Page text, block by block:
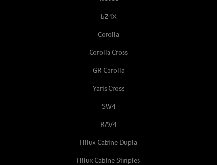
bZ4X
Corolla
Corolla Cross
GR Corolla
Yaris Cross
SW4
RAV4
Hilux Cabine Dupla
Hilux Cabine Simples